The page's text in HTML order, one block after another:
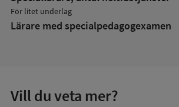
För litet underlag
Lärare med specialpedagog­examen
Vill du veta mer?